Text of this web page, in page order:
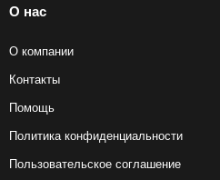
О нас
О компании
Контакты
Помощь
Политика конфиденциальности
Пользовательское соглашение